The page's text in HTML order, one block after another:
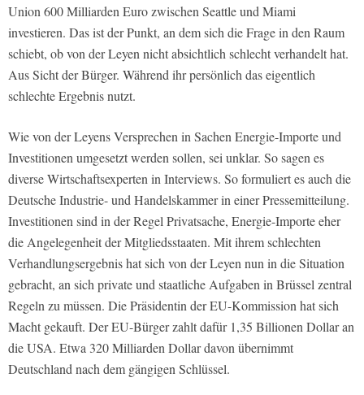
Union 600 Milliarden Euro zwischen Seattle und Miami
investieren. Das ist der Punkt, an dem sich die Frage in den Raum
schiebt, ob von der Leyen nicht absichtlich schlecht verhandelt hat.
Aus Sicht der Bürger. Während ihr persönlich das eigentlich
schlechte Ergebnis nutzt.
Wie von der Leyens Versprechen in Sachen Energie-Importe und
Investitionen umgesetzt werden sollen, sei unklar. So sagen es
diverse Wirtschaftsexperten in Interviews. So formuliert es auch die
Deutsche Industrie- und Handelskammer in einer Pressemitteilung.
Investitionen sind in der Regel Privatsache, Energie-Importe eher
die Angelegenheit der Mitgliedsstaaten. Mit ihrem schlechten
Verhandlungsergebnis hat sich von der Leyen nun in die Situation
gebracht, an sich private und staatliche Aufgaben in Brüssel zentral
Regeln zu müssen. Die Präsidentin der EU-Kommission hat sich
Macht gekauft. Der EU-Bürger zahlt dafür 1,35 Billionen Dollar an
die USA. Etwa 320 Milliarden Dollar davon übernimmt
Deutschland nach dem gängigen Schlüssel.